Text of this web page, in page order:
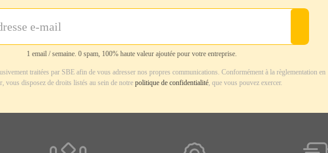
1 email / semaine. 0 spam, 100% haute valeur ajoutée pour votre entreprise.
traitées par SBE afin de vous adresser nos propres communications. Conformément à la règlementation en
vous disposez de droits listés au sein de notre politique de confidentialité, que vous pouvez exercer.